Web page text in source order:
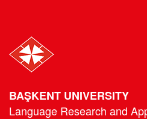
BAŞKENT UNIVERSITY
Language Research and